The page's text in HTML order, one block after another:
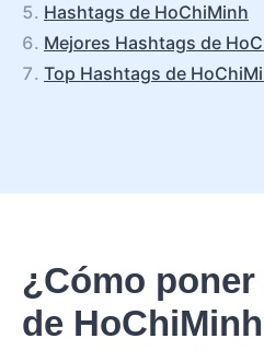
Hashtags de HoChiMinh
Mejores Hashtags de
Top Hashtags de
¿Cómo
de